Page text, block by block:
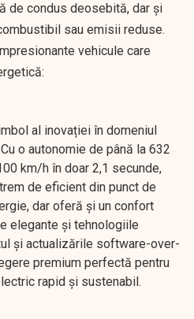
de condus deosebită, dar și
sau emisii reduse.
vehicule care
al inovației în domeniul
o autonomie de până la 632
km/h în doar 2,1 secunde,
de eficient din punct de
dar oferă și un confort
elegante și tehnologiile
și actualizările software-over-
premium perfectă pentru
rapid și sustenabil.